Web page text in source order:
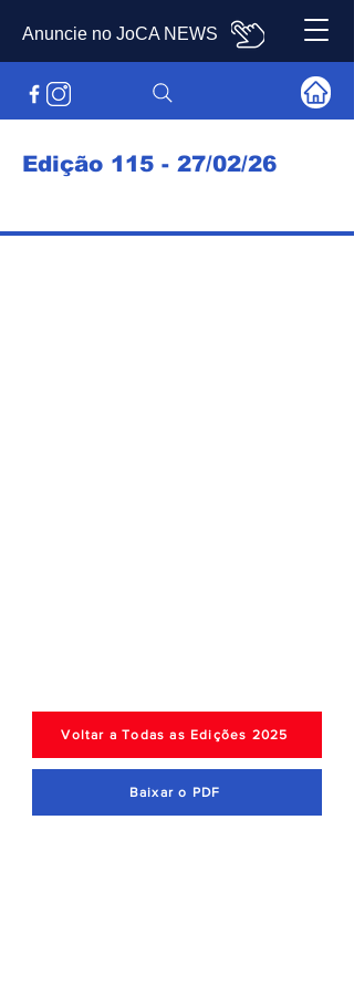
Anuncie no JoCA NEWS
Edição 115 - 27/02/26
Voltar a Todas as Edições 2025
Baixar o PDF